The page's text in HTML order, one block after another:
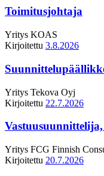
Toimitusjohtaja
Yritys KOAS
Kirjoitettu 3.8.2026
Yritys Tekova Oyj
Kirjoitettu 22.7.2026
Yritys FCG Finnish
Kirjoitettu 20.7.2026